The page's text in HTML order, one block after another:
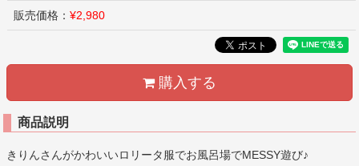
販売価格： ¥2,980
購入する
商品説明
きりんさんがかわいいロリータ服でお風呂場でMESSY遊び♪